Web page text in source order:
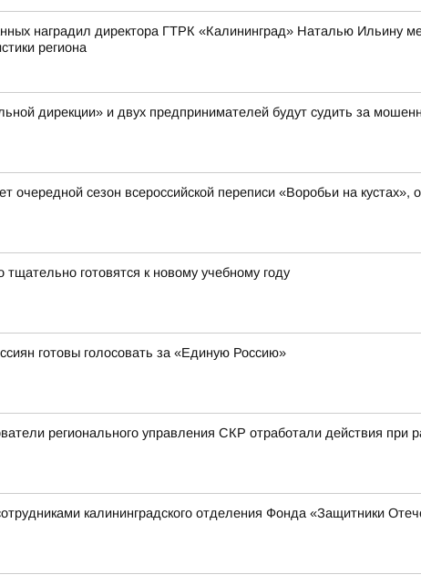
наградил директора ГТРК «Калининград» Наталью Ильину
региона
дирекции» и двух предпринимателей будут судить за
очередной сезон всероссийской переписи «Воробьи на
готовятся к новому учебному году
готовы голосовать за «Единую Россию»
регионального управления СКР отработали действия при
калининградского отделения Фонда «Защитники